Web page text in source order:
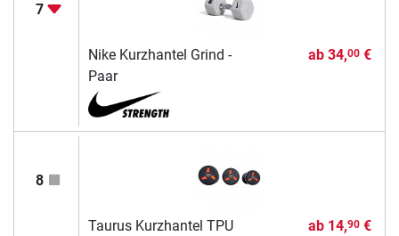
7
Nike Kurzhantel Grind -
Paar
ab 34,00€
8
Taurus Kurzhantel TPU ab 14,90€